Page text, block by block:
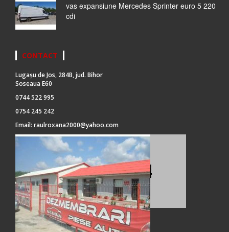
vas expansiune Mercedes Sprinter euro 5 220
cdi
CONTACT
Lugașu de Jos, 284B, jud. Bihor
Soseaua E60
0744 522 995
0754 245 242
Email: raulroxana2000@yahoo.com